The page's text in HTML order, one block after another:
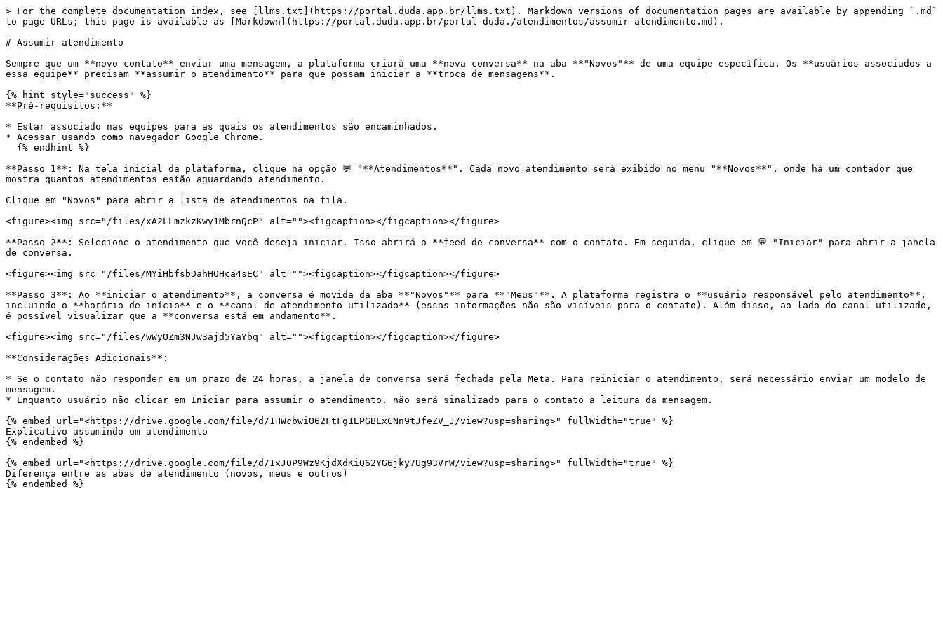
> For the complete documentation index, see [llms.txt](https://portal.duda.app.br/llms.txt). Markdown versions of documentation pages are available by appending `.md`
to page URLs; this page is available as [Markdown](https://portal.duda.app.br/portal-duda./atendimentos/assumir-atendimento.md).
# Assumir atendimento
Sempre que um **novo contato** enviar uma mensagem, a plataforma criará uma **nova conversa** na aba **"Novos"** de uma equipe específica. Os **usuários associados a
essa equipe** precisam **assumir o atendimento** para que possam iniciar a **troca de mensagens**.
{% hint style="success" %}
**Pré-requisitos:**
* Estar associado nas equipes para as quais os atendimentos são encaminhados.
* Acessar usando como navegador Google Chrome.
**Passo 1**: Na tela inicial da plataforma, clique na opção 💬 "**Atendimentos**". Cada novo atendimento será exibido no menu "**Novos**", onde há um contador que
mostra quantos atendimentos estão aguardando atendimento.
Clique em "Novos" para abrir a lista de atendimentos na fila.
<figure><img src="/files/xA2LLmzkzKwy1MbrnQcP" alt=""><figcaption></figcaption></figure>
**Passo 2**: Selecione o atendimento que você deseja iniciar. Isso abrirá o **feed de conversa** com o contato. Em seguida, clique em 💬 "Iniciar" para abrir a janela
de conversa.
<figure><img src="/files/MYiHbfsbDahHOHca4sEC" alt=""><figcaption></figcaption></figure>
**Passo 3**: Ao **iniciar o atendimento**, a conversa é movida da aba **"Novos"** para **"Meus"**. A plataforma registra o **usuário responsável pelo atendimento**,
incluindo o **horário de início** e o **canal de atendimento utilizado** (essas informações não são visíveis para o contato). Além disso, ao lado do canal utilizado,
é possível visualizar que a **conversa está em andamento**.
<figure><img src="/files/wWyOZm3NJw3ajd5YaYbq" alt=""><figcaption></figcaption></figure>
**Considerações Adicionais**:
* Se o contato não responder em um prazo de 24 horas, a janela de conversa será fechada pela Meta. Para reiniciar o atendimento, será necessário enviar um modelo de
mensagem.
* Enquanto usuário não clicar em Iniciar para assumir o atendimento, não será sinalizado para o contato a leitura da mensagem.
{% embed url="<https://drive.google.com/file/d/1HWcbwiO62FtFg1EPGBLxCNn9tJfeZV_J/view?usp=sharing>" fullWidth="true" %}
Explicativo assumindo um atendimento
{% endembed %}
{% embed url="<https://drive.google.com/file/d/1xJ0P9Wz9KjdXdKiQ62YG6jky7Ug93VrW/view?usp=sharing>" fullWidth="true" %}
Diferença entre as abas de atendimento (novos, meus e outros)